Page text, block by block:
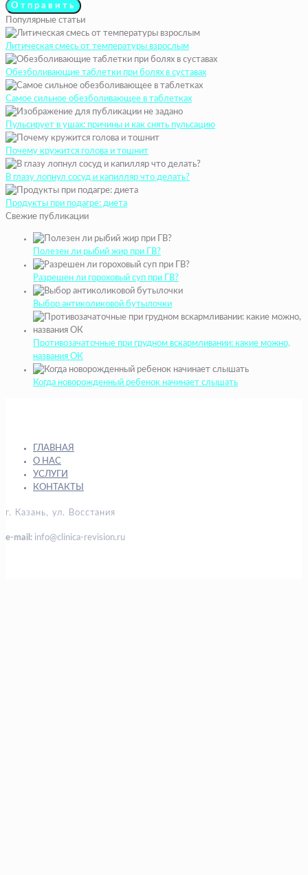
Популярные статьи
Литическая смесь от температуры взрослым
Обезболивающие таблетки при болях в суставах
Самое сильное обезболивающее в таблетках
Пульсирует в ушах: причины и как снять пульсацию
Почему кружится голова и тошнит
В глазу лопнул сосуд и капилляр что делать?
Продукты при подагре: диета
Свежие публикации
Полезен ли рыбий жир при ГВ?
Разрешен ли гороховый суп при ГВ?
Выбор антиколиковой бутылочки
Противозачаточные при грудном вскармливании: какие можно,
названия ОК
Когда новорожденный ребенок начинает слышать
ГЛАВНАЯ
О НАС
УСЛУГИ
КОНТАКТЫ
г. Казань, ул. Восстания
e-mail: info@clinica-revision.ru